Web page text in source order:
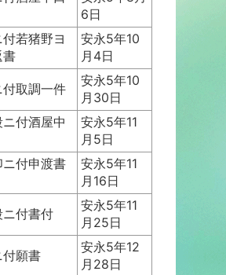
6日
若猪野ヨ
書
安永5年10
月4日
取調一件
安永5年10
月30日
付酒屋中
安永5年11
月5日
付申渡書
安永5年11
月16日
付書付
安永5年11
月25日
付願書
安永5年12
月28日